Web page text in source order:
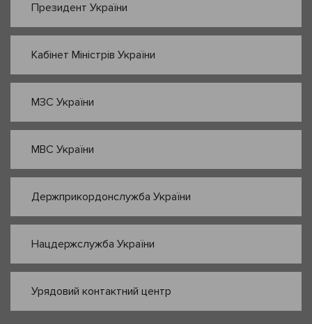
Президент України
Кабінет Міністрів України
МЗС України
МВС України
Держприкордонслужба України
Нацдержслужба України
Урядовий контактний центр